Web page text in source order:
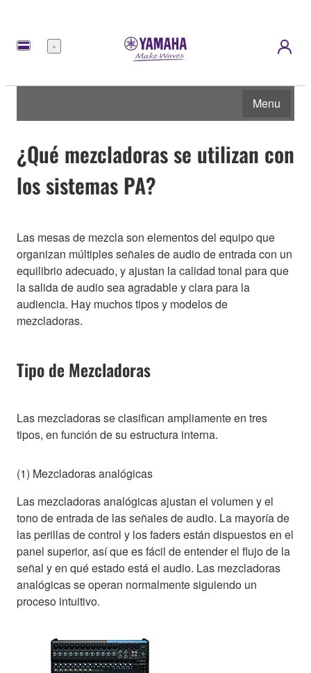
Menú
Menu
¿Qué mezcladoras se utilizan con
los sistemas PA?
Las mesas de mezcla son elementos del equipo que
organizan múltiples señales de audio de entrada con un
equilibrio adecuado, y ajustan la calidad tonal para que
la salida de audio sea agradable y clara para la
audiencia. Hay muchos tipos y modelos de
mezcladoras.
Tipo de Mezcladoras
Las mezcladoras se clasifican ampliamente en tres
tipos, en función de su estructura interna.
(1) Mezcladoras analógicas
Las mezcladoras analógicas ajustan el volumen y el
tono de entrada de las señales de audio. La mayoría de
las perillas de control y los faders están dispuestos en el
panel superior, así que es fácil de entender el flujo de la
señal y en qué estado está el audio. Las mezcladoras
analógicas se operan normalmente siguiendo un
proceso intuitivo.